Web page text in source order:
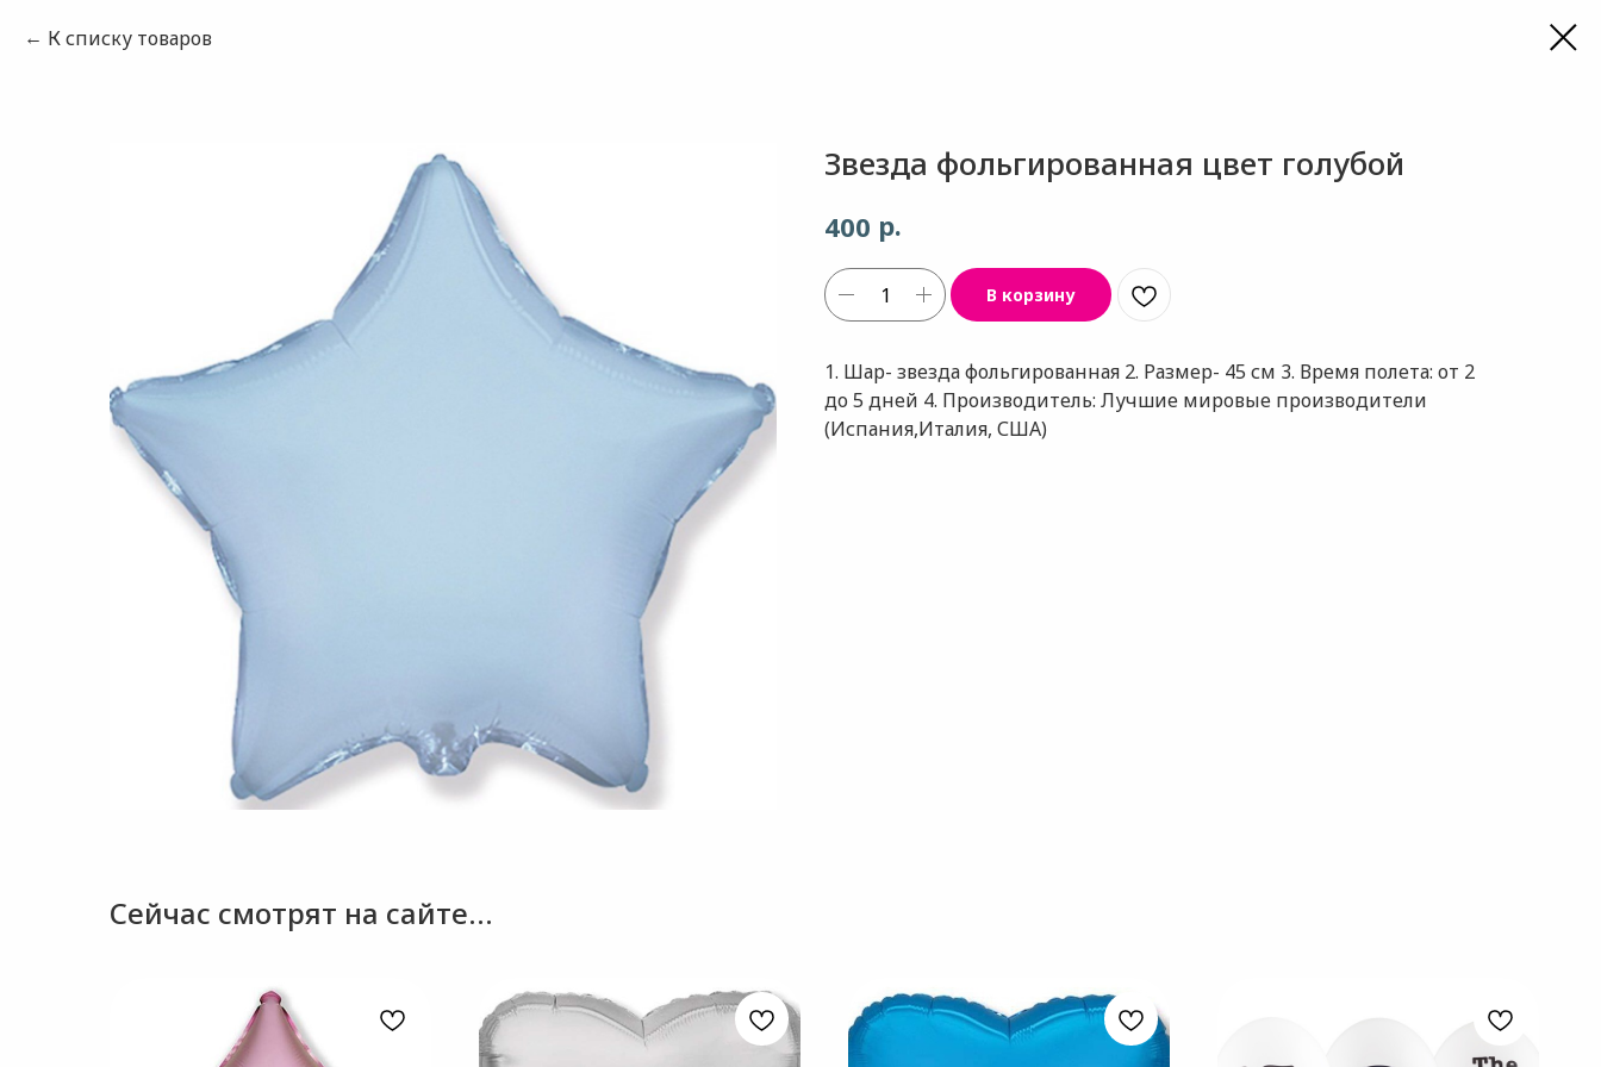
К списку товаров
Звезда фольгированная цвет голубой
400 р.
В корзину
1. Шар- звезда фольгированная 2. Размер- 45 см 3. Время полета: от 2
до 5 дней 4. Производитель: Лучшие мировые производители
(Испания,Италия, США)
Сейчас смотрят на сайте...